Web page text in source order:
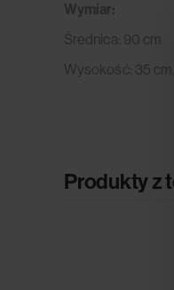
Wymiar:
Średnica: 90 cm
Wysokość: 35 cm.
Produkty z